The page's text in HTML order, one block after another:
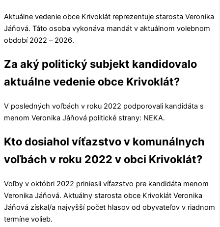
Aktuálne vedenie obce Krivoklát reprezentuje starosta Veronika
Jáňová. Táto osoba vykonáva mandát v aktuálnom volebnom
období 2022 – 2026.
Za aký politický subjekt kandidovalo
aktuálne vedenie obce Krivoklát?
V posledných voľbách v roku 2022 podporovali kandidáta s
menom Veronika Jáňová politické strany: NEKA.
Kto dosiahol víťazstvo v komunálnych
voľbách v roku 2022 v obci Krivoklát?
Voľby v októbri 2022 priniesli víťazstvo pre kandidáta menom
Veronika Jáňová. Aktuálny starosta obce Krivoklát Veronika
Jáňová získal/a najvyšší počet hlasov od obyvateľov v riadnom
termíne volieb.